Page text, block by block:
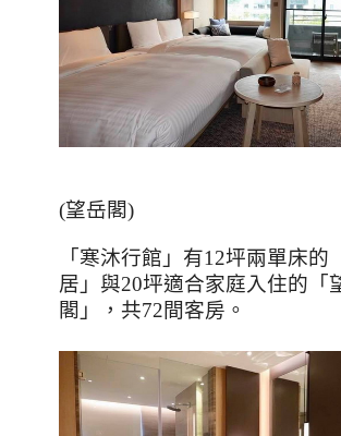
(望岳閣)
「寒沐行館」有12坪兩單床的
居」與20坪適合家庭入住的「
閣」，共72間客房。